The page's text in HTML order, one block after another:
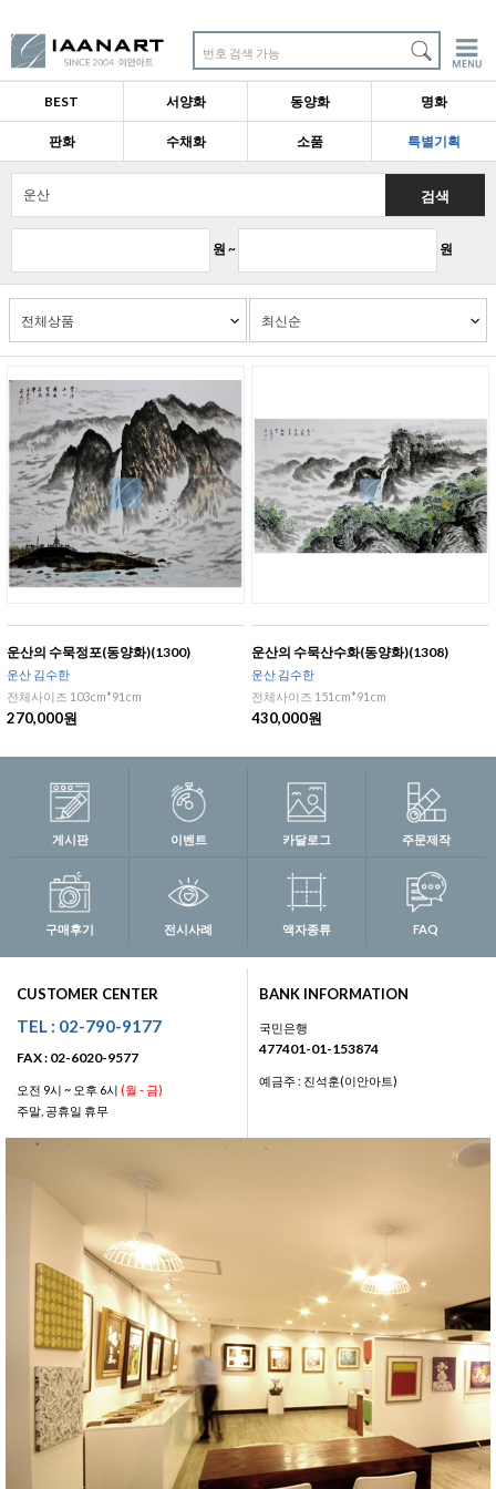
번호 검색 가능
BEST 서양화 동양화 명화
판화 수채화 소품 특별기획
원 ~ 원
검색
운산의 수묵정포(동양화)(1300)
운산 김수한
전체사이즈 103cm*91cm
270,000원
운산의 수묵산수화(동양화)(1308)
운산 김수한
전체사이즈 151cm*91cm
430,000원
게시판 이벤트 카달로그 주문제작
구매후기 전시사례 액자종류 FAQ
CUSTOMER CENTER
TEL : 02-790-9177
FAX : 02-6020-9577
오전 9시 ~ 오후 6시 (월 - 금)
주말, 공휴일 휴무
BANK INFORMATION
국민은행
477401-01-153874
예금주 : 진석훈(이안아트)